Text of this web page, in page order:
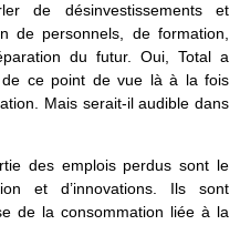
de désinvestissements et
de personnels, de formation,
du futur. Oui, Total a
ce point de vue là à la fois
Mais serait-il audible dans
des emplois perdus sont le
et d’innovations. Ils sont
de la consommation liée à la